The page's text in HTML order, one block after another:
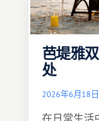
芭堤雅
处
2026年6月18日